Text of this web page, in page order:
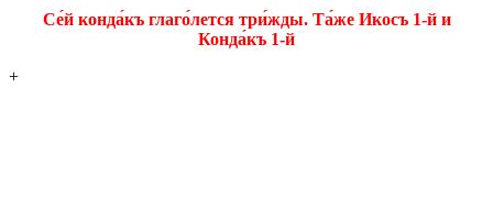
Се́й конда́къ глаго́лется три́жды. Та́же Икосъ 1-й и
Конда́къ 1-й
+